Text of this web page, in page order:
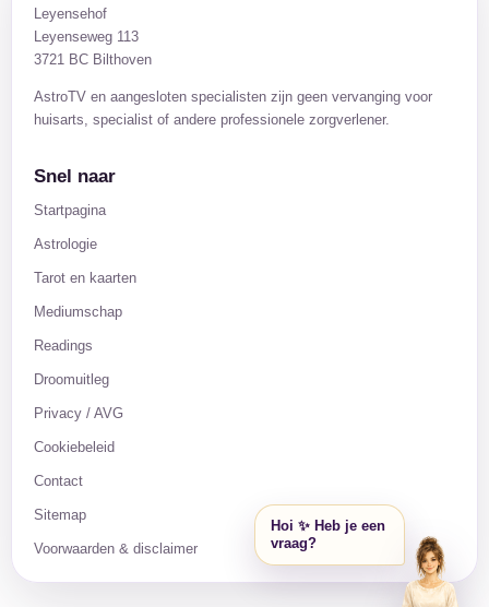
Leyensehof
Leyenseweg 113
3721 BC Bilthoven
AstroTV en aangesloten specialisten zijn geen vervanging voor
huisarts, specialist of andere professionele zorgverlener.
Snel naar
Startpagina
Astrologie
Tarot en kaarten
Mediumschap
Readings
Droomuitleg
Privacy / AVG
Cookiebeleid
Contact
Sitemap
Voorwaarden & disclaimer
Hoi ✨ Heb je een
vraag?